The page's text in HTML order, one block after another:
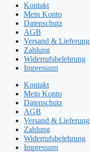
Kontakt
Mein Konto
Datenschutz
AGB
Versand & Lieferung
Zahlung
Widerrufsbelehrung
Impressum
Kontakt
Mein Konto
Datenschutz
AGB
Versand & Lieferung
Zahlung
Widerrufsbelehrung
Impressum